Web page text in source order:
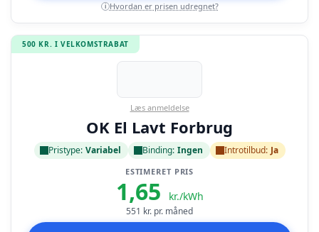
i Hvordan er prisen udregnet?
500 KR. I VELKOMSTRABAT
Læs anmeldelse
OK El Lavt Forbrug
Pristype: Variabel Binding: Ingen Introtilbud: Ja
ESTIMERET PRIS
1,65 kr./kWh
551 kr. pr. måned